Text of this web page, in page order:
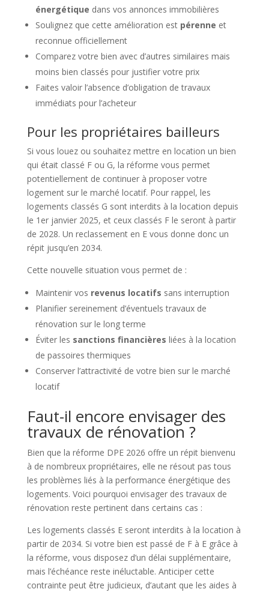
énergétique dans vos annonces immobilières
Soulignez que cette amélioration est pérenne et
reconnue officiellement
Comparez votre bien avec d’autres similaires mais
moins bien classés pour justifier votre prix
Faites valoir l’absence d’obligation de travaux
immédiats pour l’acheteur
Pour les propriétaires bailleurs
Si vous louez ou souhaitez mettre en location un bien
qui était classé F ou G, la réforme vous permet
potentiellement de continuer à proposer votre
logement sur le marché locatif. Pour rappel, les
logements classés G sont interdits à la location depuis
le 1er janvier 2025, et ceux classés F le seront à partir
de 2028. Un reclassement en E vous donne donc un
répit jusqu’en 2034.
Cette nouvelle situation vous permet de :
Maintenir vos revenus locatifs sans interruption
Planifier sereinement d’éventuels travaux de
rénovation sur le long terme
Éviter les sanctions financières liées à la location
de passoires thermiques
Conserver l’attractivité de votre bien sur le marché
locatif
Faut-il encore envisager des
travaux de rénovation ?
Bien que la réforme DPE 2026 offre un répit bienvenu
à de nombreux propriétaires, elle ne résout pas tous
les problèmes liés à la performance énergétique des
logements. Voici pourquoi envisager des travaux de
rénovation reste pertinent dans certains cas :
Les logements classés E seront interdits à la location à
partir de 2034. Si votre bien est passé de F à E grâce à
la réforme, vous disposez d’un délai supplémentaire,
mais l’échéance reste inéluctable. Anticiper cette
contrainte peut être judicieux, d’autant que les aides à